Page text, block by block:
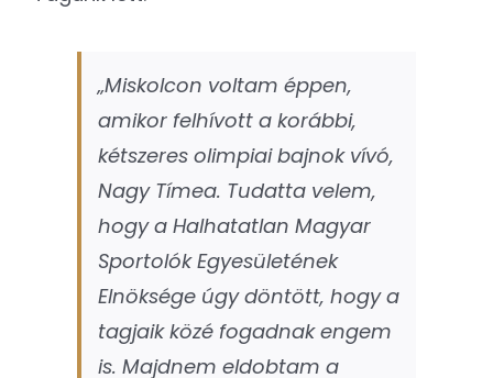
„Miskolcon voltam éppen,
amikor felhívott a korábbi,
kétszeres olimpiai bajnok vívó,
Nagy Tímea. Tudatta velem,
hogy a Halhatatlan Magyar
Sportolók Egyesületének
Elnöksége úgy döntött, hogy a
tagjaik közé fogadnak engem
is. Majdnem eldobtam a